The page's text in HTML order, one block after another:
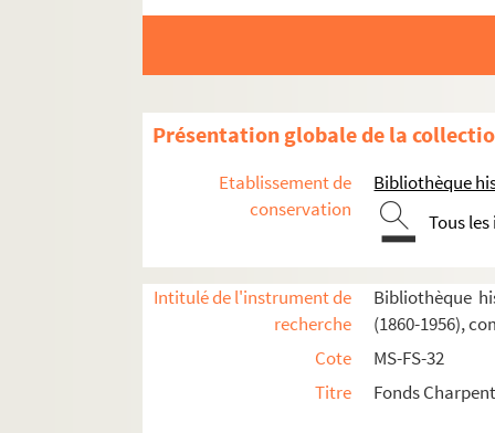
Présentation globale de la
Etablissement de
conservation
Bibliothèque
Tous
Intitulé de l'instrument de
recherche
Bibliothèque
(1860-1956),
Cote
MS-FS-32
Titre
Fonds
Poèmes chantés (1895)
Louise (1900)
Composition et livret de Louise
Productions deLouise: généralités,
Critiques (France et presse
Enregistrements de Louise
Correspondance
Ouvrages imprimés
Photographies des expositions